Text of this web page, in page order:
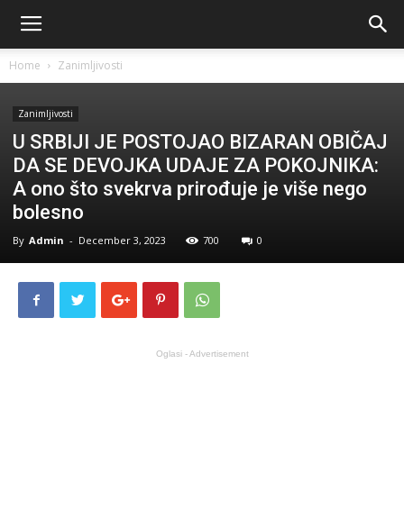
Home Zanimljivosti
Zanimljivosti
U SRBIJI JE POSTOJAO BIZARAN OBIČAJ
DA SE DEVOJKA UDAJE ZA POKOJNIKA:
A ono što svekrva prirođuje je više nego
bolesno
By Admin - December 3, 2023 700 0
Oglasi - Advertisement